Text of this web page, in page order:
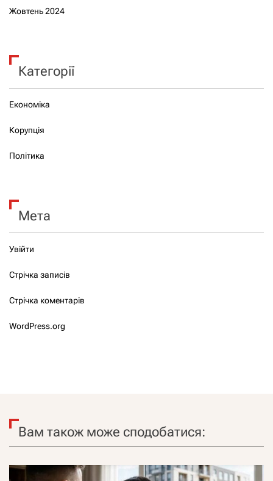
Жовтень 2024
Категорії
Економіка
Корупція
Політика
Мета
Увійти
Стрічка записів
Стрічка коментарів
WordPress.org
Вам також може сподобатися: